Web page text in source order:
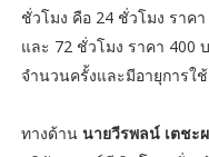
ชั่วโมง คือ 24 ชั่วโมง ราค
และ 72 ชั่วโมง ราคา 400
จำนวนครั้งและมีอายุการใ
ทางด้าน นายวีรพลน์ เตชะ